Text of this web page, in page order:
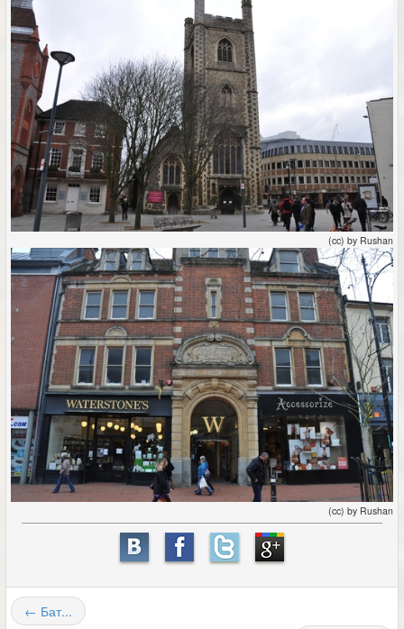
(cc) by Rushan
(cc) by Rushan
← Бат...